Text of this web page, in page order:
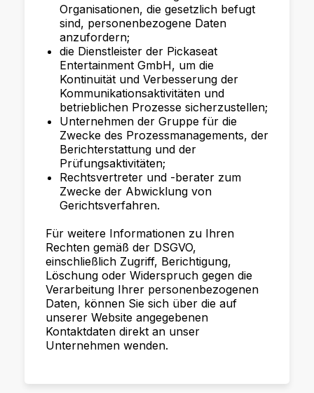
Organisationen, die gesetzlich befugt
sind, personenbezogene Daten
anzufordern;
die Dienstleister der Pickaseat
Entertainment GmbH, um die
Kontinuität und Verbesserung der
Kommunikationsaktivitäten und
betrieblichen Prozesse sicherzustellen;
Unternehmen der Gruppe für die
Zwecke des Prozessmanagements, der
Berichterstattung und der
Prüfungsaktivitäten;
Rechtsvertreter und -berater zum
Zwecke der Abwicklung von
Gerichtsverfahren.
Für weitere Informationen zu Ihren
Rechten gemäß der DSGVO,
einschließlich Zugriff, Berichtigung,
Löschung oder Widerspruch gegen die
Verarbeitung Ihrer personenbezogenen
Daten, können Sie sich über die auf
unserer Website angegebenen
Kontaktdaten direkt an unser
Unternehmen wenden.